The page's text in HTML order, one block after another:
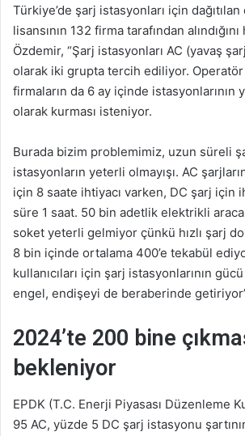
Türkiye’de şarj istasyonları için
lisansının 132 firma tarafından alındığını
Özdemir, “Şarj istasyonları AC (yavaş
olarak iki grupta tercih ediliyor. Operatör
firmaların da 6 ay içinde istasyonlarının
olarak kurması isteniyor.
Burada bizim problemimiz, uzun süreli
istasyonların yeterli olmayışı. AC
için 8 saate ihtiyacı varken, DC şarj için
süre 1 saat. 50 bin adetlik elektrikli
soket yeterli gelmiyor çünkü hızlı şarj
8 bin içinde ortalama 400’e tekabül
kullanıcıları için şarj istasyonlarının
engel, endişeyi de beraberinde
2024’te 200 bine
bekleniyor
EPDK (T.C. Enerji Piyasası Düzenleme
95 AC, yüzde 5 DC şarj istasyonu